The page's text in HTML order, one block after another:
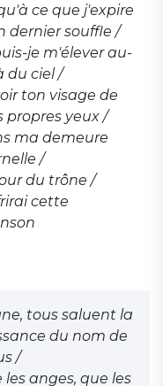
ce que j'expire
dernier souffle /
je m'élever au-
du ciel /
ton visage de
propres yeux /
ma demeure
/
du trône /
cette
tous saluent la
du nom de
/
les anges, que les